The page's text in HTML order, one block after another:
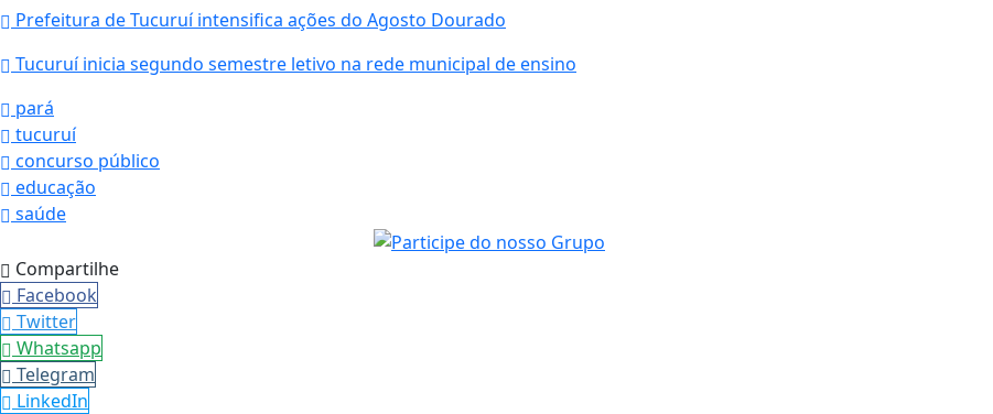
Prefeitura de Tucuruí intensifica ações do Agosto Dourado
Tucuruí inicia segundo semestre letivo na rede municipal de ensino
pará
tucuruí
concurso público
educação
saúde
Compartilhe
Facebook
Twitter
Whatsapp
Telegram
LinkedIn